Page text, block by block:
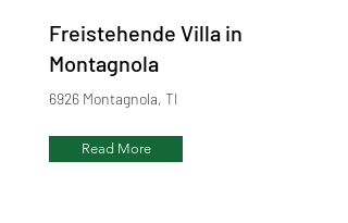
Freistehende Villa in
Montagnola
6926 Montagnola, TI
Read More